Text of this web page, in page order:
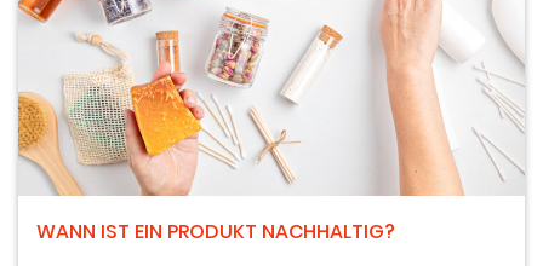
WANN IST EIN PRODUKT NACHHALTIG?